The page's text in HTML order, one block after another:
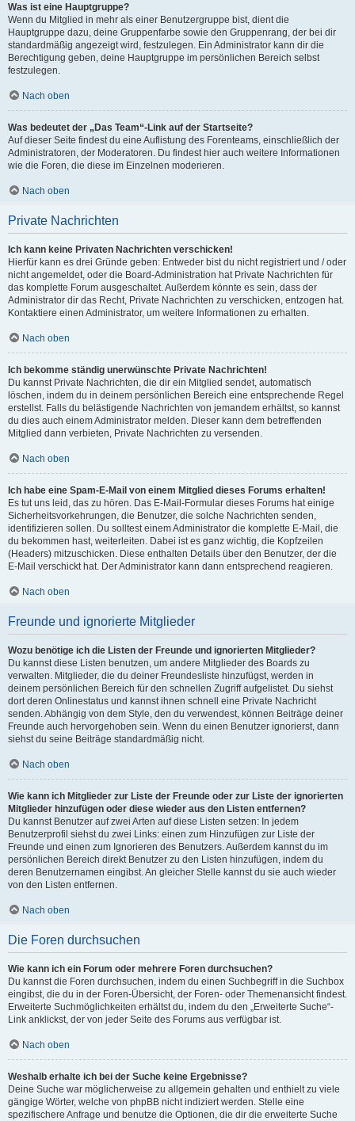
Was ist eine Hauptgruppe?
Wenn du Mitglied in mehr als einer Benutzergruppe bist, dient die
Hauptgruppe dazu, deine Gruppenfarbe sowie den Gruppenrang, der bei dir
standardmäßig angezeigt wird, festzulegen. Ein Administrator kann dir die
Berechtigung geben, deine Hauptgruppe im persönlichen Bereich selbst
festzulegen.
Nach oben
Was bedeutet der „Das Team“-Link auf der Startseite?
Auf dieser Seite findest du eine Auflistung des Forenteams, einschließlich der
Administratoren, der Moderatoren. Du findest hier auch weitere Informationen
wie die Foren, die diese im Einzelnen moderieren.
Nach oben
Private Nachrichten
Ich kann keine Privaten Nachrichten verschicken!
Hierfür kann es drei Gründe geben: Entweder bist du nicht registriert und / oder
nicht angemeldet, oder die Board-Administration hat Private Nachrichten für
das komplette Forum ausgeschaltet. Außerdem könnte es sein, dass der
Administrator dir das Recht, Private Nachrichten zu verschicken, entzogen hat.
Kontaktiere einen Administrator, um weitere Informationen zu erhalten.
Nach oben
Ich bekomme ständig unerwünschte Private Nachrichten!
Du kannst Private Nachrichten, die dir ein Mitglied sendet, automatisch
löschen, indem du in deinem persönlichen Bereich eine entsprechende Regel
erstellst. Falls du belästigende Nachrichten von jemandem erhältst, so kannst
du dies auch einem Administrator melden. Dieser kann dem betreffenden
Mitglied dann verbieten, Private Nachrichten zu versenden.
Nach oben
Ich habe eine Spam-E-Mail von einem Mitglied dieses Forums erhalten!
Es tut uns leid, das zu hören. Das E-Mail-Formular dieses Forums hat einige
Sicherheitsvorkehrungen, die Benutzer, die solche Nachrichten senden,
identifizieren sollen. Du solltest einem Administrator die komplette E-Mail, die
du bekommen hast, weiterleiten. Dabei ist es ganz wichtig, die Kopfzeilen
(Headers) mitzuschicken. Diese enthalten Details über den Benutzer, der die
E-Mail verschickt hat. Der Administrator kann dann entsprechend reagieren.
Nach oben
Freunde und ignorierte Mitglieder
Wozu benötige ich die Listen der Freunde und ignorierten Mitglieder?
Du kannst diese Listen benutzen, um andere Mitglieder des Boards zu
verwalten. Mitglieder, die du deiner Freundesliste hinzufügst, werden in
deinem persönlichen Bereich für den schnellen Zugriff aufgelistet. Du siehst
dort deren Onlinestatus und kannst ihnen schnell eine Private Nachricht
senden. Abhängig von dem Style, den du verwendest, können Beiträge deiner
Freunde auch hervorgehoben sein. Wenn du einen Benutzer ignorierst, dann
siehst du seine Beiträge standardmäßig nicht.
Nach oben
Wie kann ich Mitglieder zur Liste der Freunde oder zur Liste der ignorierten
Mitglieder hinzufügen oder diese wieder aus den Listen entfernen?
Du kannst Benutzer auf zwei Arten auf diese Listen setzen: In jedem
Benutzerprofil siehst du zwei Links: einen zum Hinzufügen zur Liste der
Freunde und einen zum Ignorieren des Benutzers. Außerdem kannst du im
persönlichen Bereich direkt Benutzer zu den Listen hinzufügen, indem du
deren Benutzernamen eingibst. An gleicher Stelle kannst du sie auch wieder
von den Listen entfernen.
Nach oben
Die Foren durchsuchen
Wie kann ich ein Forum oder mehrere Foren durchsuchen?
Du kannst die Foren durchsuchen, indem du einen Suchbegriff in die Suchbox
eingibst, die du in der Foren-Übersicht, der Foren- oder Themenansicht findest.
Erweiterte Suchmöglichkeiten erhältst du, indem du den „Erweiterte Suche“-
Link anklickst, der von jeder Seite des Forums aus verfügbar ist.
Nach oben
Weshalb erhalte ich bei der Suche keine Ergebnisse?
Deine Suche war möglicherweise zu allgemein gehalten und enthielt zu viele
gängige Wörter, welche von phpBB nicht indiziert werden. Stelle eine
spezifischere Anfrage und benutze die Optionen, die dir die erweiterte Suche